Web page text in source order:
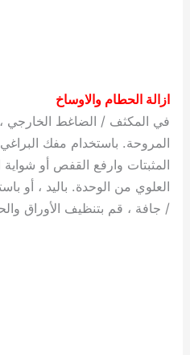
ازالة الحطام والاوساخ
في المكثف / الضاغط الخارجي
المروحة. باستخدام مفك
المثبتات وارفع القفص أو
العلوي من الوحدة. باليد ، أو
/ جافة ، قم بتنظيف الأوراق